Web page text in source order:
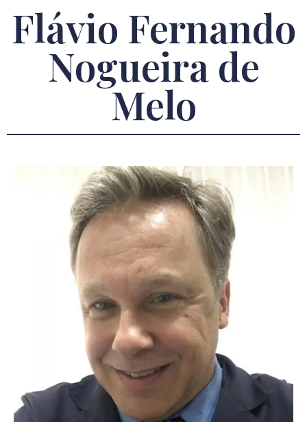
Flávio Fernando
Nogueira de
Melo